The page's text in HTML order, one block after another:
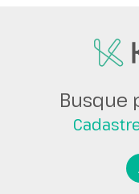
Busque